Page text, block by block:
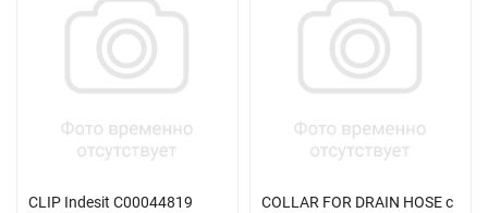
CLIP Indesit C00044819
COLLAR FOR DRAIN HOSE с